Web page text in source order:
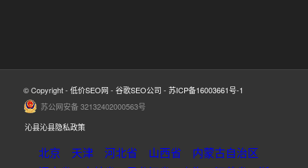
© Copyright - 低价SEO网 - 谷歌SEO公司 - 苏ICP备16003661号-1
苏公网安备 32132402000563号
沁县沁县隐私政策
北京 天津 河北省 山西省
内蒙古自治区